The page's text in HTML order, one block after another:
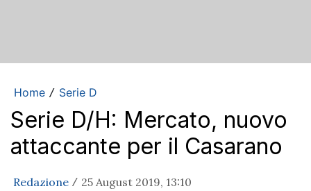
Home / Serie D
Serie D/H: Mercato, nuovo
attaccante per il Casarano
Redazione / 25 August 2019, 13:10